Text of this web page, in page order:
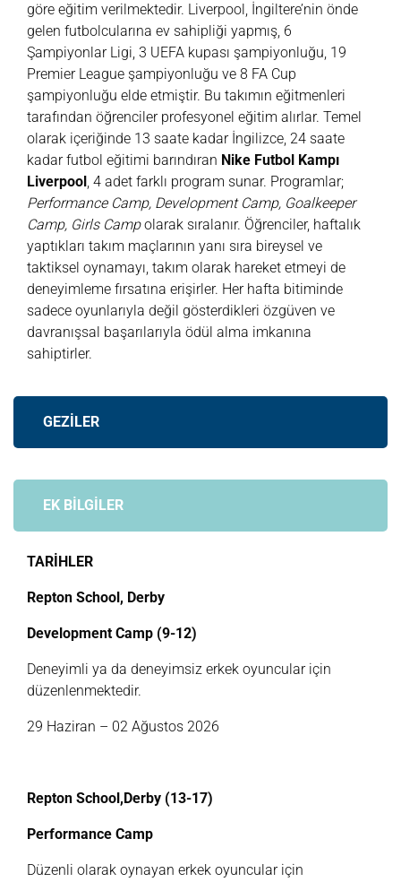
göre eğitim verilmektedir. Liverpool, İngiltere’nin önde
gelen futbolcularına ev sahipliği yapmış, 6
Şampiyonlar Ligi, 3 UEFA kupası şampiyonluğu, 19
Premier League şampiyonluğu ve 8 FA Cup
şampiyonluğu elde etmiştir. Bu takımın eğitmenleri
tarafından öğrenciler profesyonel eğitim alırlar. Temel
olarak içeriğinde 13 saate kadar İngilizce, 24 saate
kadar futbol eğitimi barındıran Nike Futbol Kampı
Liverpool, 4 adet farklı program sunar. Programlar;
Performance Camp, Development Camp, Goalkeeper
Camp, Girls Campolarak sıralanır. Öğrenciler, haftalık
yaptıkları takım maçlarının yanı sıra bireysel ve
taktiksel oynamayı, takım olarak hareket etmeyi de
deneyimleme fırsatına erişirler. Her hafta bitiminde
sadece oyunlarıyla değil gösterdikleri özgüven ve
davranışsal başarılarıyla ödül alma imkanına
sahiptirler.
GEZİLER
EK BİLGİLER
TARİHLER
Repton School, Derby
Development Camp (9-12)
Deneyimli ya da deneyimsiz erkek oyuncular için
düzenlenmektedir.
29 Haziran – 02 Ağustos 2026
Repton School,Derby (13-17)
Performance Camp
Düzenli olarak oynayan erkek oyuncular için